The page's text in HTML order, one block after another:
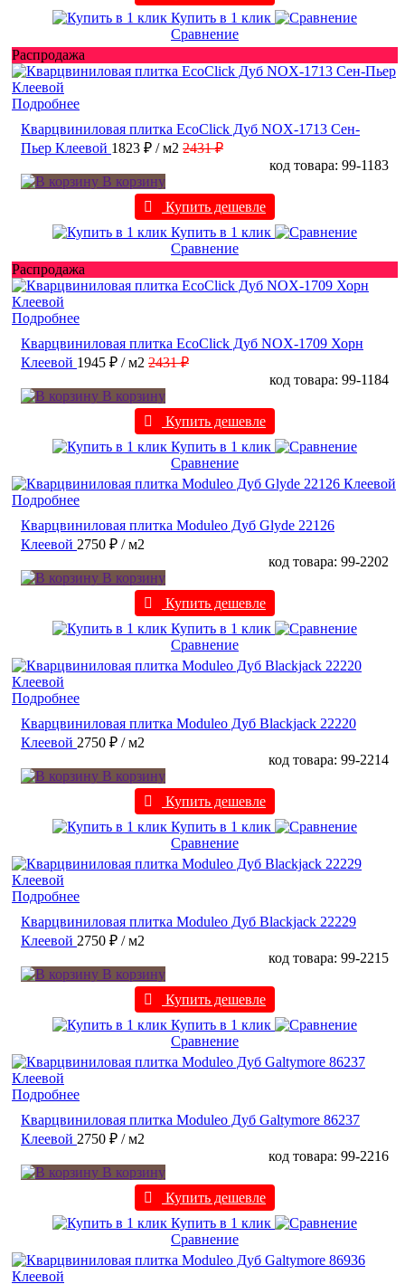
Купить в 1 клик
Сравнение
Распродажа
Подробнее
Кварцвиниловая плитка EcoClick Дуб NOX-1713 Сен-
Пьер Клеевой 1823 ₽ / м2 2431 ₽
код товара: 99-1183
В корзину
Купить дешевле
Купить в 1 клик
Сравнение
Распродажа
Подробнее
Кварцвиниловая плитка EcoClick Дуб NOX-1709 Хорн
Клеевой 1945 ₽ / м2 2431 ₽
код товара: 99-1184
В корзину
Купить дешевле
Купить в 1 клик
Сравнение
Подробнее
Кварцвиниловая плитка Moduleo Дуб Glyde 22126
Клеевой 2750 ₽ / м2
код товара: 99-2202
В корзину
Купить дешевле
Купить в 1 клик
Сравнение
Подробнее
Кварцвиниловая плитка Moduleo Дуб Blackjack 22220
Клеевой 2750 ₽ / м2
код товара: 99-2214
В корзину
Купить дешевле
Купить в 1 клик
Сравнение
Подробнее
Кварцвиниловая плитка Moduleo Дуб Blackjack 22229
Клеевой 2750 ₽ / м2
код товара: 99-2215
В корзину
Купить дешевле
Купить в 1 клик
Сравнение
Подробнее
Кварцвиниловая плитка Moduleo Дуб Galtymore 86237
Клеевой 2750 ₽ / м2
код товара: 99-2216
В корзину
Купить дешевле
Купить в 1 клик
Сравнение